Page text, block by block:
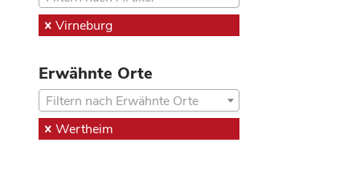
Virneburg
Erwähnte Orte
Filtern nach Erwähnte Orte
Wertheim